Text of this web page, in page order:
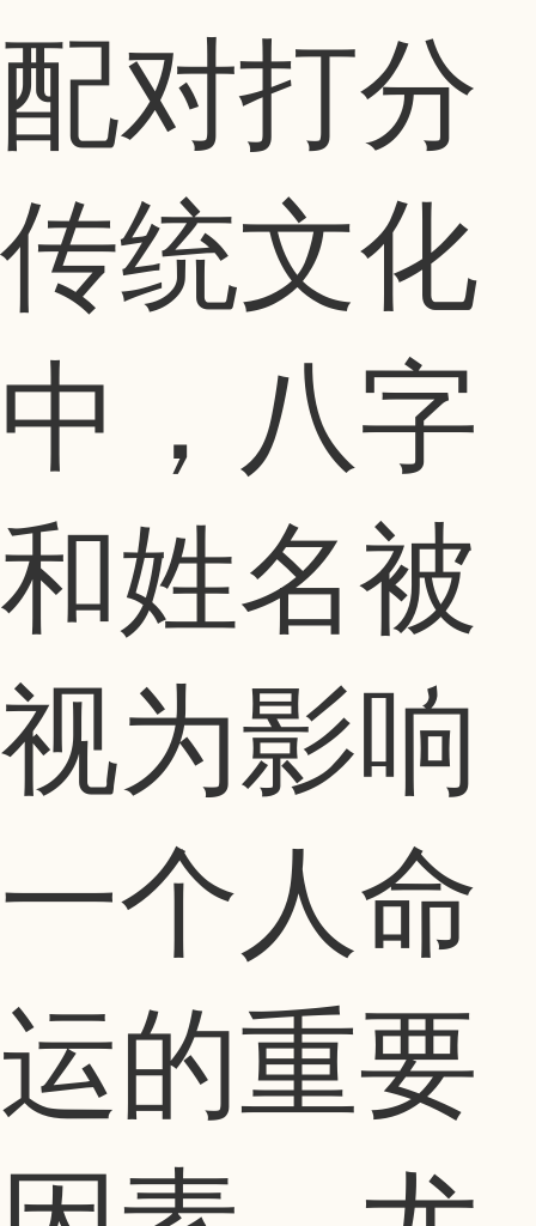
配对打分
传统文化
中，八字
和姓名被
视为影响
一个人命
运的重要